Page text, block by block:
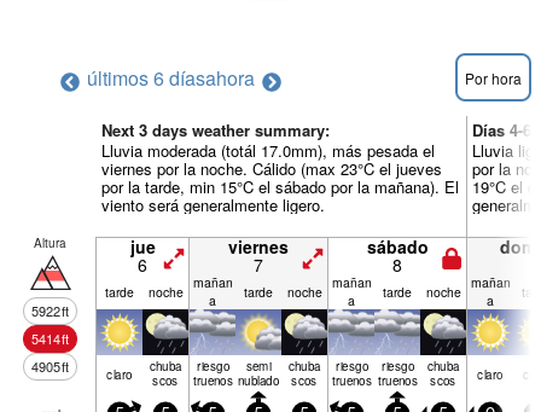
últimos 6 díasahora Por hora
Next 3 days weather summary:
Lluvia moderada (totál 17.0mm), más pesada el
viernes por la noche. Cálido (max 23°C el jueves
por la tarde, min 15°C el sábado por la mañana). El
viento será generalmente ligero.
Días 4-6
Lluvia
por la
19°C el
Altura
5922ft
5414ft
4905ft
jue
6
viernes
7
sábado
8
tarde noche mañan
a
tarde noche mañan
a
tarde noche mañan
a
claro chuba
scos
riesgo
truenos
semi
nublado
chuba
scos
riesgo
truenos
riesgo
truenos
chuba
scos claro